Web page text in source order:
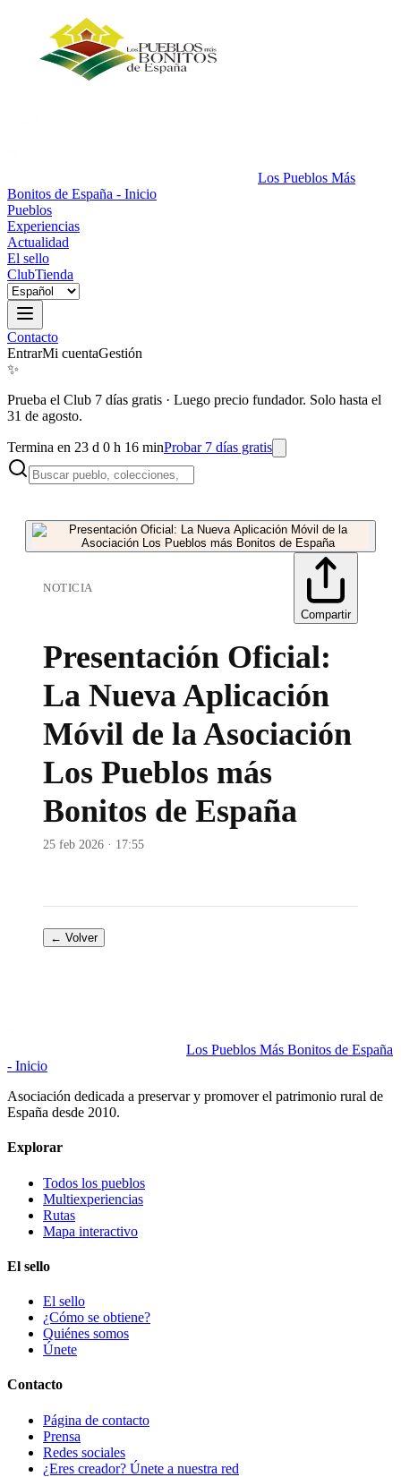
Los Pueblos Más
Bonitos de España - Inicio
Pueblos
Experiencias
Actualidad
El sello
ClubTienda
Contacto
EntrarMi cuentaGestión
✨
Prueba el Club 7 días gratis · Luego precio fundador. Solo hasta el
31 de agosto.
Termina en 23 d 0 h 16 minProbar 7 días gratis
NOTICIA
Compartir
Presentación Oficial:
La Nueva Aplicación
Móvil de la Asociación
Los Pueblos más
Bonitos de España
25 feb 2026 · 17:55
← Volver
Los Pueblos Más Bonitos de España
- Inicio
Asociación dedicada a preservar y promover el patrimonio rural de
España desde 2010.
Explorar
Todos los pueblos
Multiexperiencias
Rutas
Mapa interactivo
El sello
El sello
¿Cómo se obtiene?
Quiénes somos
Únete
Contacto
Página de contacto
Prensa
Redes sociales
¿Eres creador? Únete a nuestra red